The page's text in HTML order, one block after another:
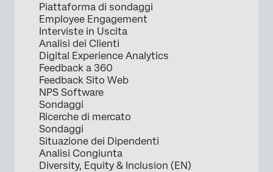
Piattaforma di sondaggi
Employee Engagement
Interviste in Uscita
Analisi dei Clienti
Digital Experience Analytics
Feedback a 360
Feedback Sito Web
NPS Software
Sondaggi
Ricerche di mercato
Sondaggi
Situazione dei Dipendenti
Analisi Congiunta
Diversity, Equity & Inclusion (EN)